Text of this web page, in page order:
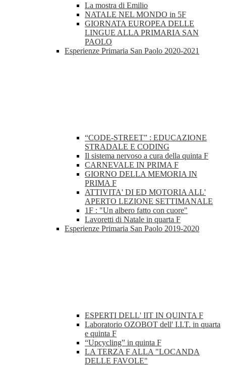
La mostra di Emilio
NATALE NEL MONDO in 5F
GIORNATA EUROPEA DELLE
LINGUE ALLA PRIMARIA SAN
PAOLO
Esperienze Primaria San Paolo 2020-2021
“CODE-STREET” : EDUCAZIONE
STRADALE E CODING
Il sistema nervoso a cura della quinta F
CARNEVALE IN PRIMA F
GIORNO DELLA MEMORIA IN
PRIMA F
ATTIVITA' DI ED MOTORIA ALL'
APERTO LEZIONE SETTIMANALE
1F : "Un albero fatto con cuore"
Lavoretti di Natale in quarta F
Esperienze Primaria San Paolo 2019-2020
ESPERTI DELL' IIT IN QUINTA F
Laboratorio OZOBOT dell' I.I.T. in quarta
e quinta F
“Upcycling” in quinta F
LA TERZA F ALLA "LOCANDA
DELLE FAVOLE"